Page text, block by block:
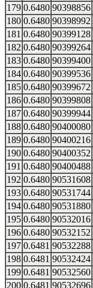
179 0.6480 90398856
180 0.6480 90398992
181 0.6480 90399128
182 0.6480 90399264
183 0.6480 90399400
184 0.6480 90399536
185 0.6480 90399672
186 0.6480 90399808
187 0.6480 90399944
188 0.6480 90400080
189 0.6480 90400216
190 0.6480 90400352
191 0.6480 90400488
192 0.6480 90531608
193 0.6480 90531744
194 0.6480 90531880
195 0.6480 90532016
196 0.6480 90532152
197 0.6481 90532288
198 0.6481 90532424
199 0.6481 90532560
200 0.6481 90532696